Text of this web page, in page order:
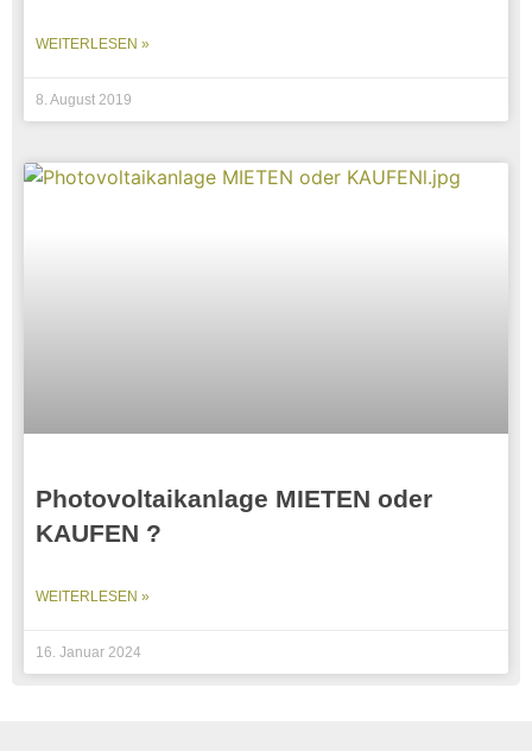
WEITERLESEN »
8. August 2019
Photovoltaikanlage MIETEN oder
KAUFEN ?
WEITERLESEN »
16. Januar 2024